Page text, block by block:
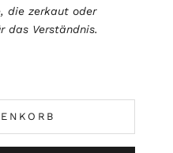
die zerkaut oder
das Verständnis.